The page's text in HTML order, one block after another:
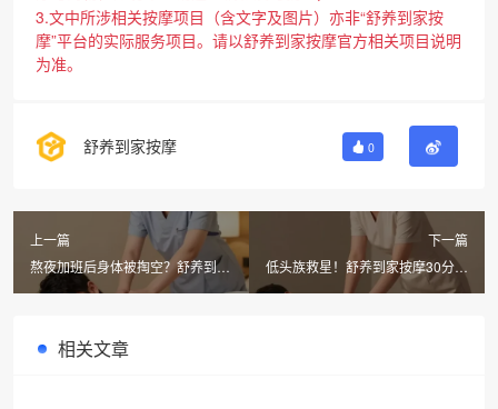
3.文中所涉相关按摩项目（含文字及图片）亦非“舒养到家按
摩”平台的实际服务项目。请以舒养到家按摩官方相关项目说明
为准。
舒养到家按摩 0
上一篇
熬夜加班后身体被掏空？舒养到家
按摩上门推拿30分钟满血复活
下一篇
低头族救星！舒养到家按摩30分钟
上门推拿缓解颈椎痛
相关文章